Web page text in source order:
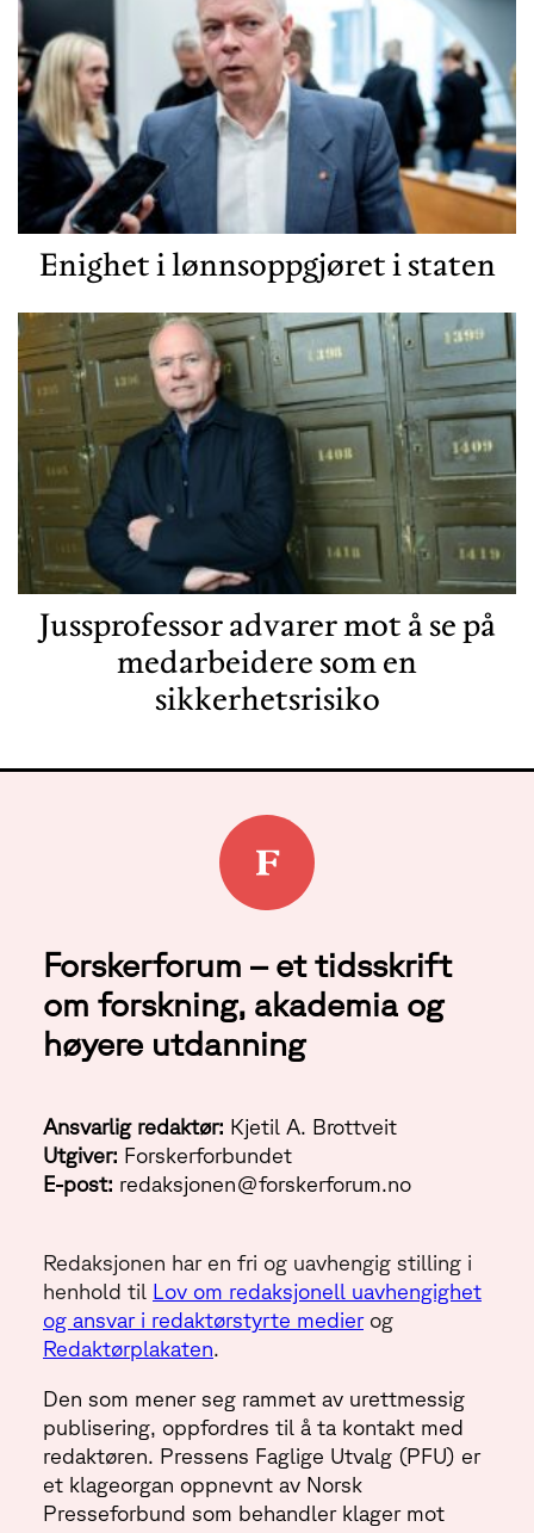
Enighet i lønnsoppgjøret i staten
Jussprofessor advarer mot å se på
medarbeidere som en
sikkerhetsrisiko
Forskerforum – et tidsskrift
om forskning, akademia og
høyere utdanning
Ansvarlig redaktør: Kjetil A. Brottveit
Utgiver: Forskerforbundet
E-post: redaksjonen@forskerforum.no
Redaksjonen har en fri og uavhengig stilling i
henhold til Lov om redaksjonell uavhengighet
og ansvar i redaktørstyrte medierog
Redaktørplakaten.
Den som mener seg rammet av urettmessig
publisering, oppfordres til å ta kontakt med
redaktøren. Pressens Faglige Utvalg (PFU) er
et klageorgan oppnevnt av Norsk
Presseforbund som behandler klager mot